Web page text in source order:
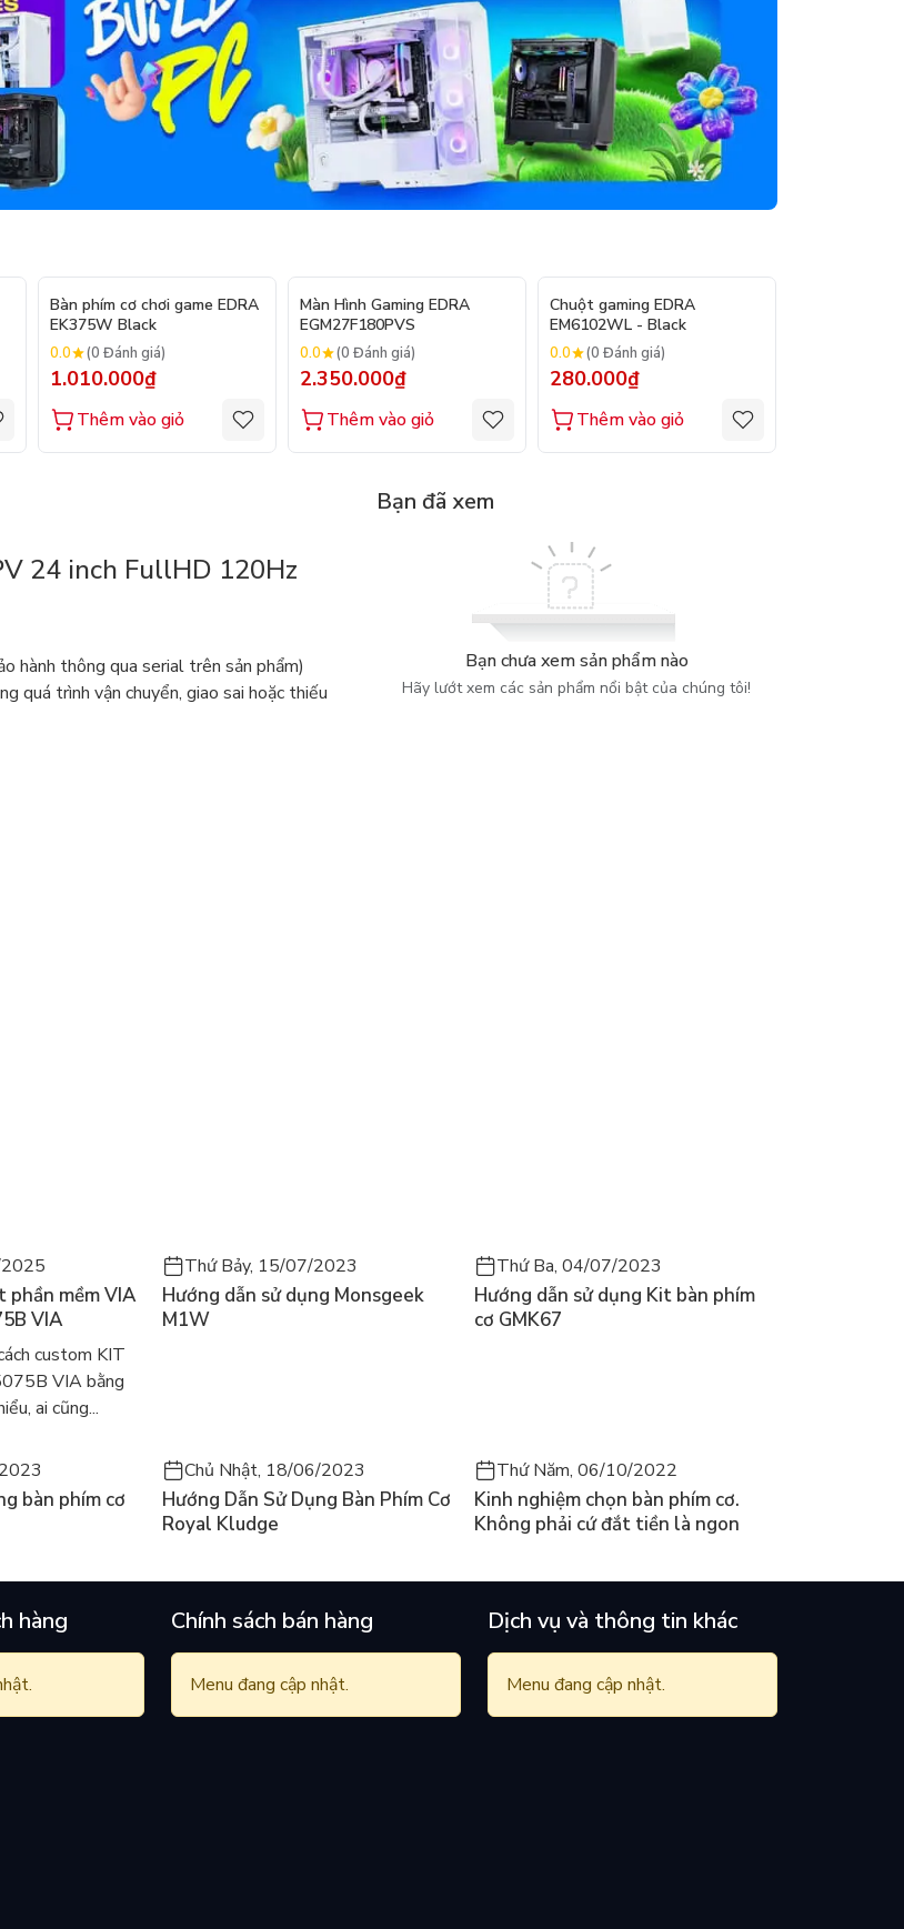
Bàn phím cơ chơi game EDRA
EK375W Black
0.0 (0 Đánh giá)
1.010.000₫
Thêm vào giỏ
Màn Hình Gaming EDRA
EGM27F180PVS
0.0 (0 Đánh giá)
2.350.000₫
Thêm vào giỏ
Chuột gaming EDRA
EM6102WL - Black
0.0 (0 Đánh giá)
280.000₫
Thêm vào giỏ
24 inch FullHD 120Hz
hành thông qua serial trên sản phẩm)
quá trình vận chuyển, giao sai hoặc thiếu
Bạn đã xem
Bạn chưa xem sản phẩm nào
Hãy lướt xem các sản phẩm nổi bật của chúng tôi!
phần mềm VIA
VIA
custom KIT
VIA bằng
ai cũng...
Thứ Bảy, 15/07/2023
Hướng dẫn sử dụng Monsgeek
M1W
Thứ Ba, 04/07/2023
Hướng dẫn sử dụng Kit bàn phím
cơ GMK67
bàn phím cơ
Chủ Nhật, 18/06/2023
Hướng Dẫn Sử Dụng Bàn Phím Cơ
Royal Kludge
Thứ Năm, 06/10/2022
Kinh nghiệm chọn bàn phím cơ.
Không phải cứ đắt tiền là ngon
hàng Chính sách bán hàng
Menu đang cập nhật.
Dịch vụ và thông tin khác
Menu đang cập nhật.